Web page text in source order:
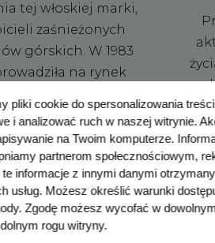
pliki cookie do spersonalizowania
i analizować ruch w naszej witrynie.
na Twoim komputerze.
partnerom społecznościowym,
te informacje z innymi danymi
usług. Możesz określić warunki
Zgodę możesz wycofać w
rogu witryny.
tej włoskiej marki,
zaśnieżonych
górskich. W 1983
na rynek
i dedykowany
tej ultra
cieszące się
to lider w produkcji
maratonów